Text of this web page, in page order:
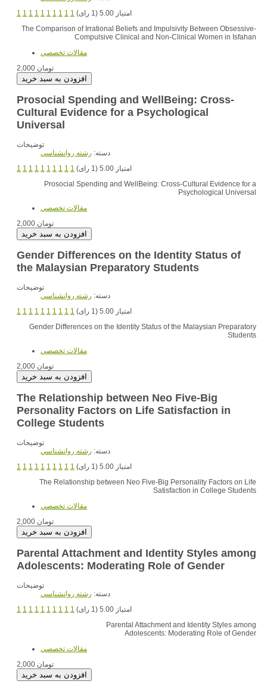
1 1 1 1 1 1 1 1 1 1
امتیاز 5.00 (1 رای)
The Comparison of Irrational Beliefs and Impulsivity Between Obsessive-
Compulsive Clinical and Non-Clinical Women in Isfahan
مقالات تخصصي
2,000 تومان
Prosocial Spending and WellBeing: Cross-
Cultural Evidence for a Psychological
Universal
توضیحات
دسته: رشته روانشناسي
1 1 1 1 1 1 1 1 1 1
امتیاز 5.00 (1 رای)
Prosocial Spending and WellBeing: Cross-Cultural Evidence for a
Psychological Universal
مقالات تخصصي
2,000 تومان
Gender Differences on the Identity Status of
the Malaysian Preparatory Students
توضیحات
دسته: رشته روانشناسي
1 1 1 1 1 1 1 1 1 1
امتیاز 5.00 (1 رای)
Gender Differences on the Identity Status of the Malaysian Preparatory
Students
مقالات تخصصي
2,000 تومان
The Relationship between Neo Five-Big
Personality Factors on Life Satisfaction in
College Students
توضیحات
دسته: رشته روانشناسي
1 1 1 1 1 1 1 1 1 1
امتیاز 5.00 (1 رای)
The Relationship between Neo Five-Big Personality Factors on Life
Satisfaction in College Students
مقالات تخصصي
2,000 تومان
Parental Attachment and Identity Styles among
Adolescents: Moderating Role of Gender
توضیحات
دسته: رشته روانشناسي
1 1 1 1 1 1 1 1 1 1
امتیاز 5.00 (1 رای)
Parental Attachment and Identity Styles among
Adolescents: Moderating Role of Gender
مقالات تخصصي
2,000 تومان